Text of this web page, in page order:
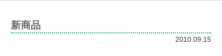
新商品
2010.09.15